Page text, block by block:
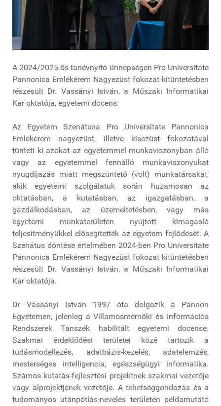
A 2024/2025-ös tanévnyitó ünnepségen Pro Universitate
Pannonica Emlékérem Nagyezüst fokozat kitüntetésben
részesült Dr. Vassányi István, a Műszaki Informatikai
Kar oktatója, egyetemi docens.
Az Egyetem Szenátusa Pro Universitate Pannonica
Emlékérem nagyezüst, illetve kisezüst fokozatával
tünteti ki azokat az egyetemmel munkaviszonyban álló
vagy az egyetemmel fennálló munkaviszonyukat
nyugdíjazás miatt megszüntető (volt) munkatársakat,
akik egyetemi szolgálatuk során huzamosan az
oktatásban, a kutatásban, az igazgatásban, a
gazdálkodásban, az üzemeltetésben, vagy más
egyetemi munkaterületen nyújtott kimagasló
teljesítményükkel elősegítették az egyetem fejlődését. A
Szenátus döntése értelmében 2024-ben Pro Universitate
Pannonica Emlékérem Nagyezüst fokozat kitüntetésben
részesült Dr. Vassányi István, a Műszaki Informatikai
Kar oktatója.
Dr Vassányi István 1997 óta dolgozik a Pannon
Egyetemen, jelenleg a Villamosmérnöki és Információs
Rendszerek Tanszék habilitált egyetemi docense.
Szakmai érdeklődési területei közé tartozik a
tudásmodellezés, adatbázis-kezelés, adatelemzés,
mesterséges intelligencia, egészségügyi informatika.
Számos kutatás-fejlesztési projektnek szakmai vezetője
vagy alprojektjének vezetője. A tehetséggondozás és a
tudományos utánpótlás-nevelés területén példamutató